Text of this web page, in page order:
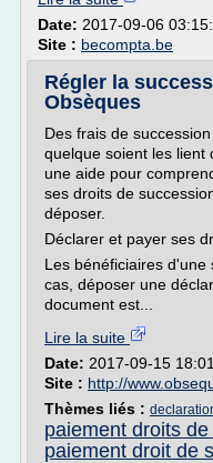
Date: 2017-09-06
Site : becompta.be
Régler la
Obsèques
Des frais de
quelque soient les lient
une aide pour
ses droits de
déposer.
Déclarer et payer ses
Les bénéficiaires d'une
cas, déposer une
document est...
Lire la suite
Date: 2017-09-15
Site : http://
Thèmes liés :
paiement droits
paiement droit de